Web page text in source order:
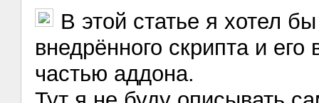
В этой статье я хотел
внедрённого скрипта и
частью аддона.